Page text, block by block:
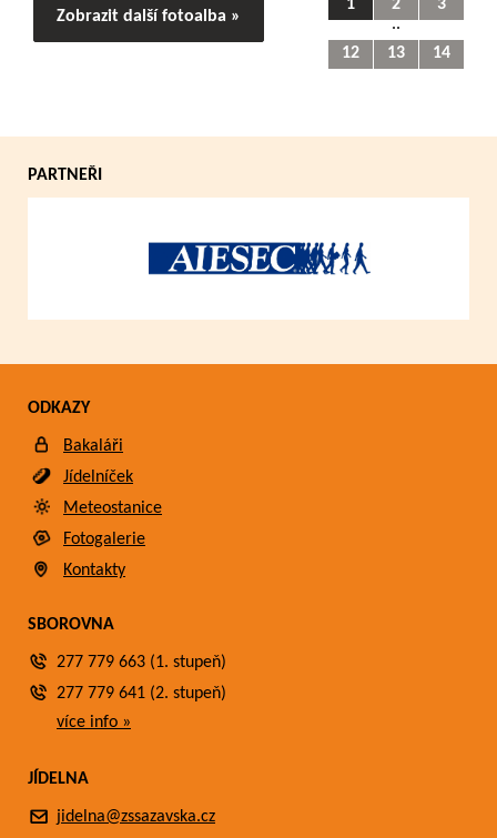
Zobrazit další fotoalba »
1 2
3
..
12
13 14
PARTNEŘI
ODKAZY
Bakaláři
Jídelníček
Meteostanice
Fotogalerie
Kontakty
SBOROVNA
277 779 663 (1. stupeň)
277 779 641 (2. stupeň)
více info »
JÍDELNA
jidelna@zssazavska.cz